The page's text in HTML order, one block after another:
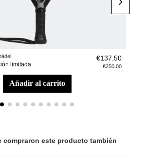
limitada
€137.50
€250.00
añadir al carrito
compraron este producto también